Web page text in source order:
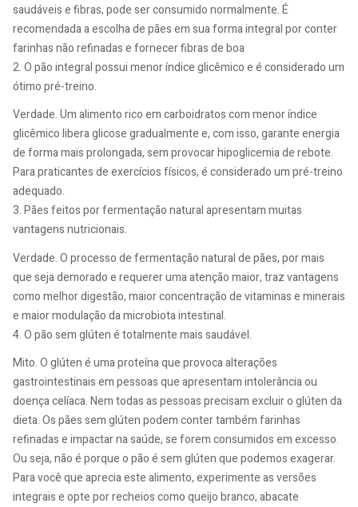
saudáveis e fibras, pode ser consumido normalmente. É
recomendada a escolha de pães em sua forma integral por conter
farinhas não refinadas e fornecer fibras de boa
2. O pão integral possui menor índice glicêmico e é considerado um
ótimo pré-treino.
Verdade. Um alimento rico em carboidratos com menor índice
glicêmico libera glicose gradualmente e, com isso, garante energia
de forma mais prolongada, sem provocar hipoglicemia de rebote.
Para praticantes de exercícios físicos, é considerado um pré-treino
adequado.
3. Pães feitos por fermentação natural apresentam muitas
vantagens nutricionais.
Verdade. O processo de fermentação natural de pães, por mais
que seja demorado e requerer uma atenção maior, traz vantagens
como melhor digestão, maior concentração de vitaminas e minerais
e maior modulação da microbiota intestinal.
4. O pão sem glúten é totalmente mais saudável.
Mito. O glúten é uma proteína que provoca alterações
gastrointestinais em pessoas que apresentam intolerância ou
doença celíaca. Nem todas as pessoas precisam excluir o glúten da
dieta. Os pães sem glúten podem conter também farinhas
refinadas e impactar na saúde, se forem consumidos em excesso.
Ou seja, não é porque o pão é sem glúten que podemos exagerar.
Para você que aprecia este alimento, experimente as versões
integrais e opte por recheios como queijo branco, abacate